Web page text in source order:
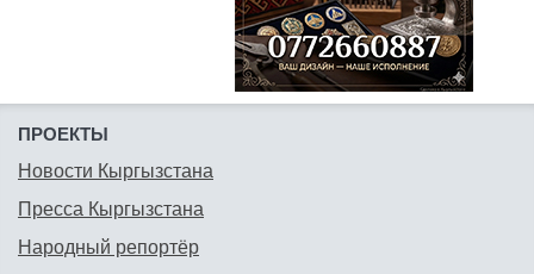
ПРОЕКТЫ
Новости Кыргызстана
Пресса Кыргызстана
Народный репортёр